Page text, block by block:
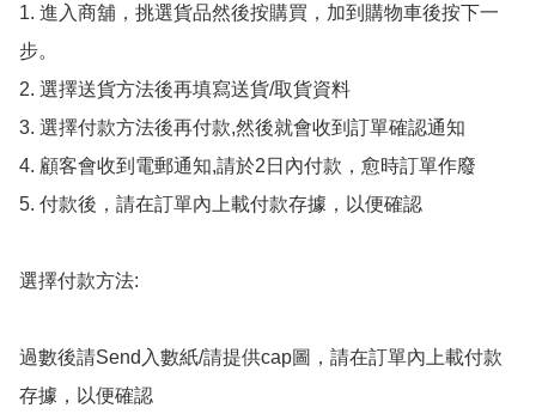
1. 進入商舖，挑選貨品然後按購買，加到購物車後按下一
步。
2. 選擇送貨方法後再填寫送貨/取貨資料
3. 選擇付款方法後再付款,然後就會收到訂單確認通知
4. 顧客會收到電郵通知,請於2日內付款，愈時訂單作廢
5. 付款後，請在訂單內上載付款存據，以便確認
選擇付款方法:
過數後請Send入數紙/請提供cap圖，請在訂單內上載付款
存據，以便確認